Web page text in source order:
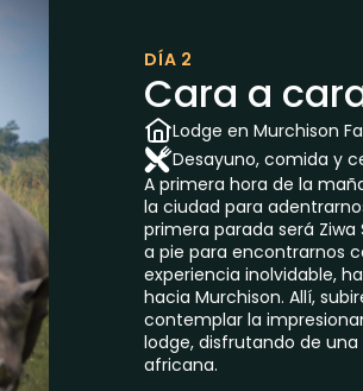
DÍA 2
Cara a
Lodge en Murchison
Desayuno, comida y
A primera hora de la
la ciudad para
primera parada será
a pie para encontrarnos
experiencia inolvidable,
hacia Murchison. Allí,
contemplar la
lodge, disfrutando de
africana.